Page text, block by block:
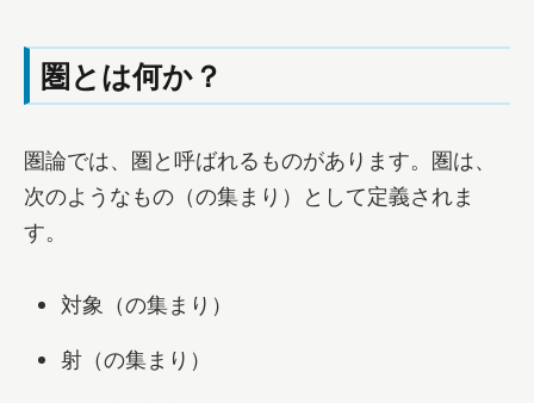
圏とは何か？
圏論では、圏と呼ばれるものがあります。圏は、
次のようなもの（の集まり）として定義されま
す。
対象（の集まり）
射（の集まり）